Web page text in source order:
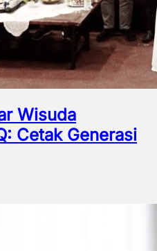
Wisuda
Cetak Generasi